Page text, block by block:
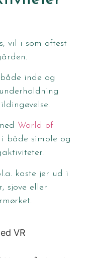
vil i som oftest
inde og
World of
både simple og
kaste jer ud i
sjove eller